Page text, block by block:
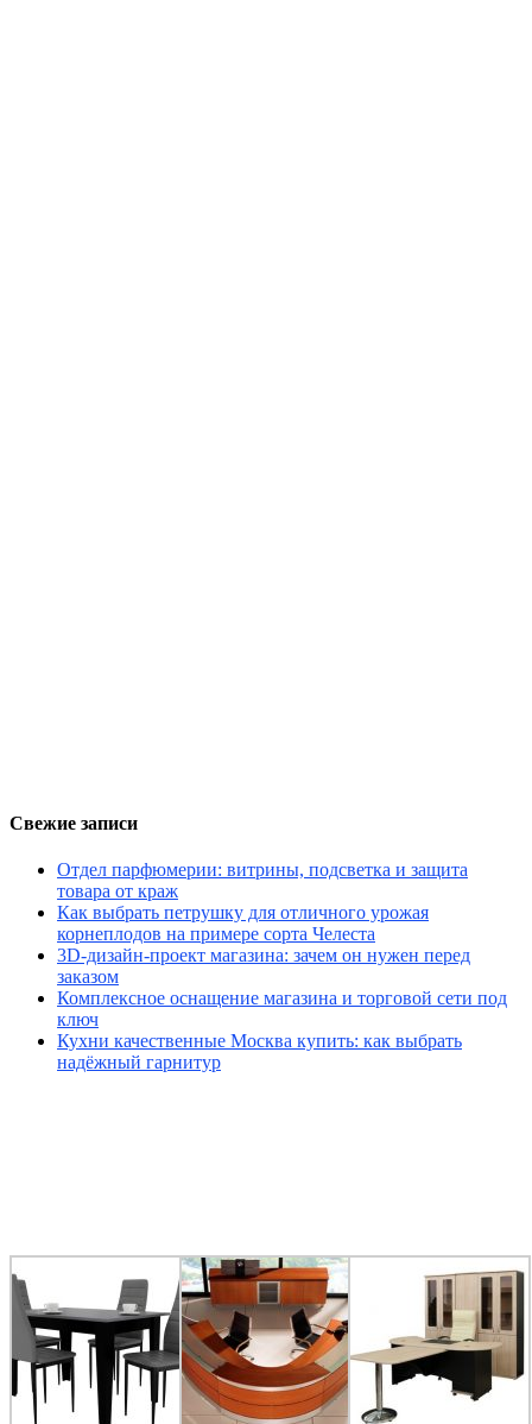
Свежие записи
Отдел парфюмерии: витрины, подсветка и защита
товара от краж
Как выбрать петрушку для отличного урожая
корнеплодов на примере сорта Челеста
3D-дизайн-проект магазина: зачем он нужен перед
заказом
Комплексное оснащение магазина и торговой сети под
ключ
Кухни качественные Москва купить: как выбрать
надёжный гарнитур